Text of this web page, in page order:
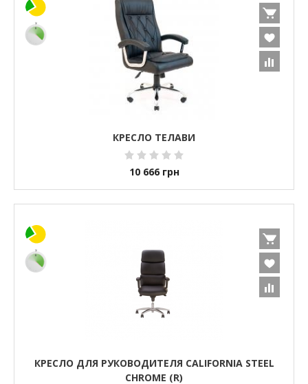
КРЕСЛО ТЕЛАВИ
10 666 грн
КРЕСЛО ДЛЯ РУКОВОДИТЕЛЯ CALIFORNIA STEEL
CHROME (R)